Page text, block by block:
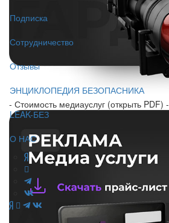
Подписка
Сотрудничество
Отзывы
ЭНЦИКЛОПЕДИЯ БЕЗОПАСНИКА
LEAK-БЕЗ
О НАС
- Стоимость медиауслуг (открыть PDF) -